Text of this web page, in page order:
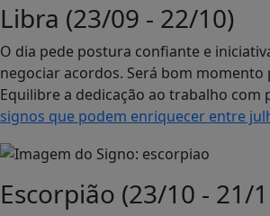
Libra (23/09 - 22/10)
O dia pede postura confiante e
negociar acordos. Será bom
Equilibre a dedicação ao trabalho
signos que podem enriquecer entre
Escorpião (23/10 - 21/